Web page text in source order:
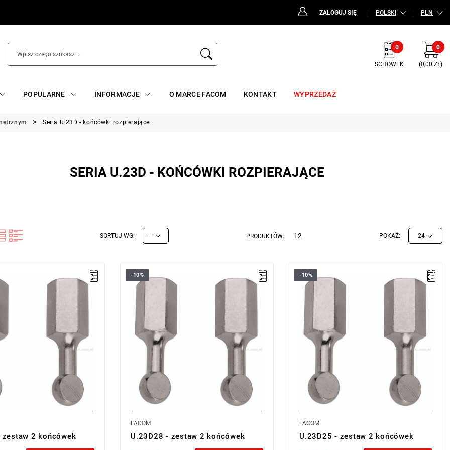
ZALOGUJ SIĘ POLSKI PLN
0
SCHOWEK
0
(0,00 ZŁ)
POPULARNE INFORMACJE O MARCE FACOM KONTAKT WYPRZEDAŻ
Seria U.23D - końcówki rozpierające
SERIA U.23D - KOŃCÓWKI ROZPIERAJĄCE
SORTUJ WG: -- PRODUKTÓW: 12 POKAŻ: 24
kg.
ograniczenia w czasie)
zestaw 2 końcówek
Waga: 0,525 kg.
produktu bez ograniczenia w czasie)
-10%
FACOM
U.23D28 - zestaw 2 końcówek
Waga: 0,490 kg.
produktu bez ograniczenia w czasie)
-10%
FACOM
U.23D25 - zestaw 2 końcówek